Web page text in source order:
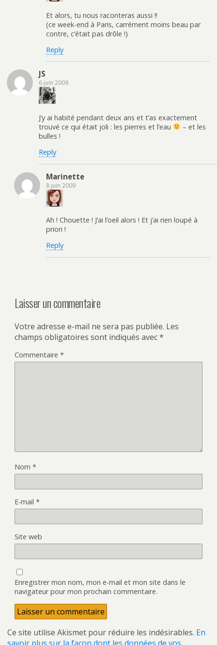
Et alors, tu nous raconteras aussi !!
(ce week-end à Paris, carrément moins beau par
contre, c’était pas drôle !)
Reply
JS
6 juin 2009
J’y ai habité pendant deux ans et t’as exactement
trouvé ce qui était joli : les pierres et l’eau
– et les
bulles !
Reply
Marinette
8 juin 2009
Ah ! Chouette ! J’ai l’oeil alors ! Et j’ai rien loupé à
priori !
Reply
Laisser un commentaire
Votre adresse e-mail ne sera pas publiée. Les
champs obligatoires sont indiqués avec*
Commentaire *
Nom *
E-mail *
Site web
Enregistrer mon nom, mon e-mail et mon site dans le
navigateur pour mon prochain commentaire.
Ce site utilise Akismet pour réduire les indésirables. En
savoir plus sur la façon dont les données de vos